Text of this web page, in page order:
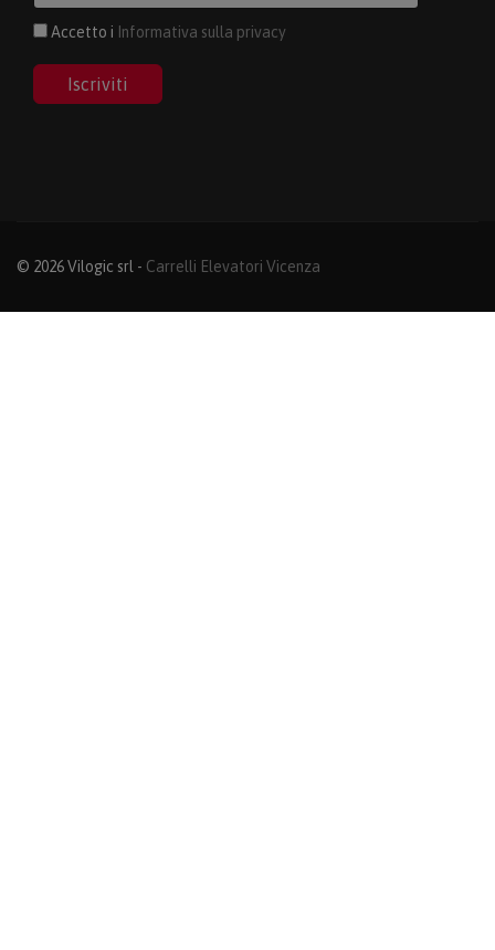
Accetto i Informativa sulla privacy
Iscriviti
© 2026 Vilogic srl - Carrelli Elevatori Vicenza